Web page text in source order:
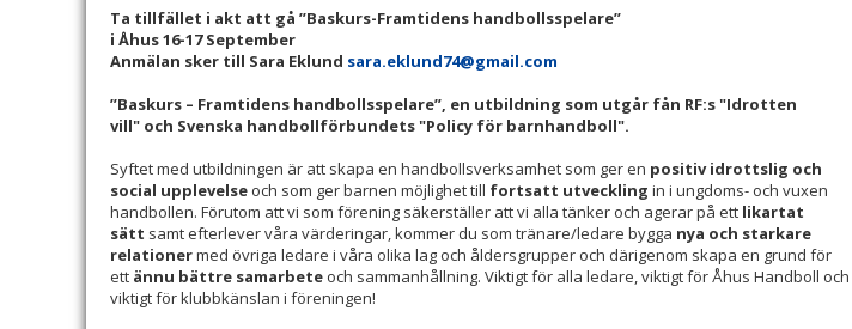
Ta tillfället i akt att gå ”Baskurs-Framtidens handbollsspelare”
i Åhus 16-17 September
Anmälan sker till Sara Eklund sara.eklund74@gmail.com
”Baskurs – Framtidens handbollsspelare”, en utbildning som utgår fån RF:s "Idrotten
vill" och Svenska handbollförbundets "Policy för barnhandboll".
Syftet med utbildningen är att skapa en handbollsverksamhet som ger en positiv idrottslig och
social upplevelse och som ger barnen möjlighet till fortsatt utveckling in i ungdoms- och vuxen
handbollen. Förutom att vi som förening säkerställer att vi alla tänker och agerar på ett likartat
sätt samt efterlever våra värderingar, kommer du som tränare/ledare bygga nya och starkare
relationermed övriga ledare i våra olika lag och åldersgrupper och därigenom skapa en grund för
ett ännu bättre samarbete och sammanhållning. Viktigt för alla ledare, viktigt för Åhus Handboll och
viktigt för klubbkänslan i föreningen!